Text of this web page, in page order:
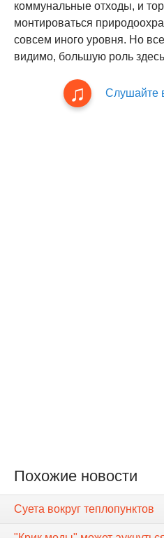
коммунальные отходы, и
монтироваться
совсем иного уровня. Но
видимо, большую роль здесь
Слушайте
Похожие новости
Суета вокруг теплопунктов